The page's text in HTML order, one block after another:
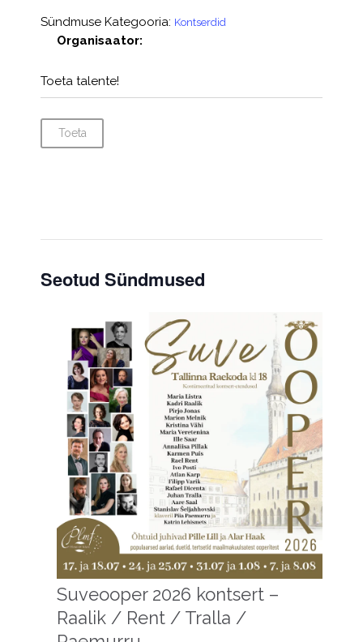
Sündmuse Kategooria: Kontserdid
Organisaator:
Toeta talente!
Toeta
Seotud Sündmused
Suveooper 2026 kontsert –
Raalik / Rent / Tralla /